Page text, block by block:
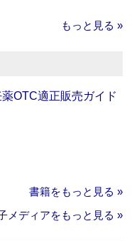
もっと見る »
薬OTC適正販売ガイド
書籍をもっと見る »
メディアをもっと見る »